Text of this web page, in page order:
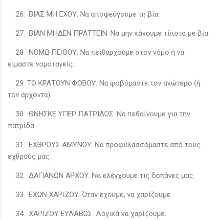
26. ΒΙΑΣ ΜΗ ΕΧΟΥ. Να αποφεύγουμε τη βία.
27. ΒΙΑΝ ΜΗΔΕΝ ΠΡΑΤΤΕΙΝ. Να μην κάνουμε τίποτα με βία.
28. ΝΟΜΩ ΠΕΙΘΟΥ. Να πειθαρχούμε στον νόμο ή να
είμαστε νομοταγείς.
29. ΤΟ ΚΡΑΤΟΥΝ ΦΟΒΟΥ. Να φοβόμαστε τον ανώτερο (ή
τον άρχοντα).
30. ΘΝΗΣΚΕ ΥΠΕΡ ΠΑΤΡΙΔΟΣ. Να πεθαίνουμε για την
πατρίδα.
31. ΕΧΘΡΟΥΣ ΑΜΥΝΟΥ. Να προφυλασσόμαστε από τους
εχθρούς μας.
32. ΔΑΠΑΝΩΝ ΑΡΧΟΥ. Να ελέγχουμε τις δαπάνες μας.
33. ΕΧΩΝ ΧΑΡΙΖΟΥ. Όταν έχουμε, να χαρίζουμε.
34. ΧΑΡΙΖΟΥ ΕΥΛΑΒΩΣ. Λογικά να χαρίζουμε.